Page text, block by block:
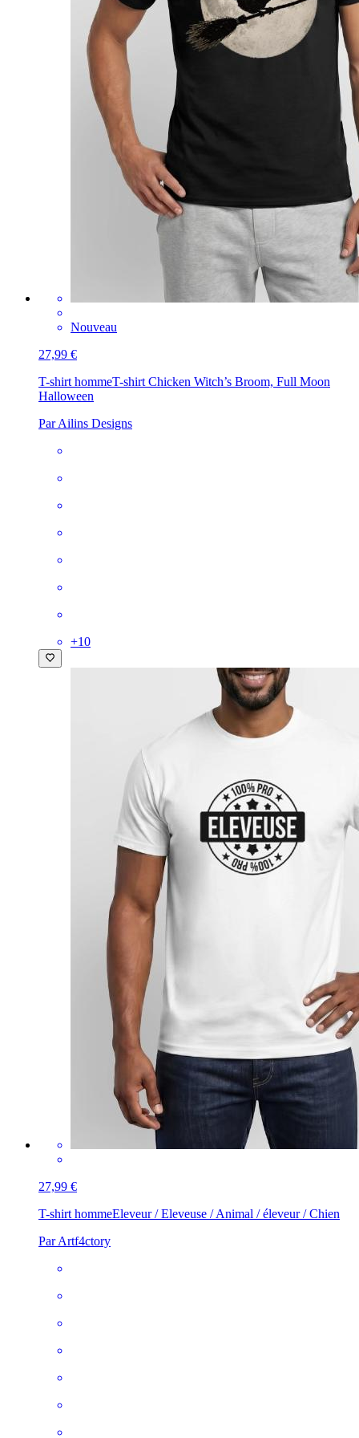
Nouveau
27,99 €
T-shirt hommeT-shirt Chicken Witch’s Broom, Full Moon
Halloween
Par Ailins Designs
+10
27,99 €
T-shirt hommeEleveur / Eleveuse / Animal / éleveur / Chien
Par Artf4ctory